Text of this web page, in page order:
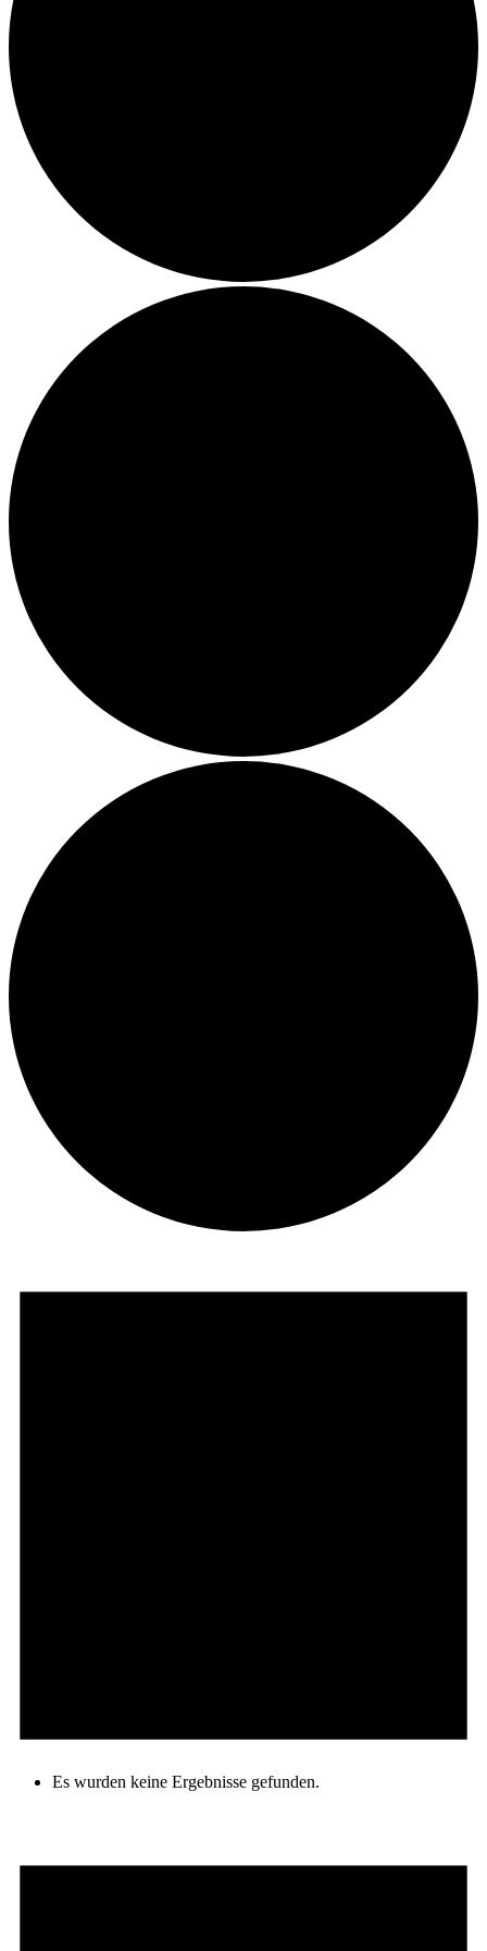
Es wurden keine Ergebnisse gefunden.